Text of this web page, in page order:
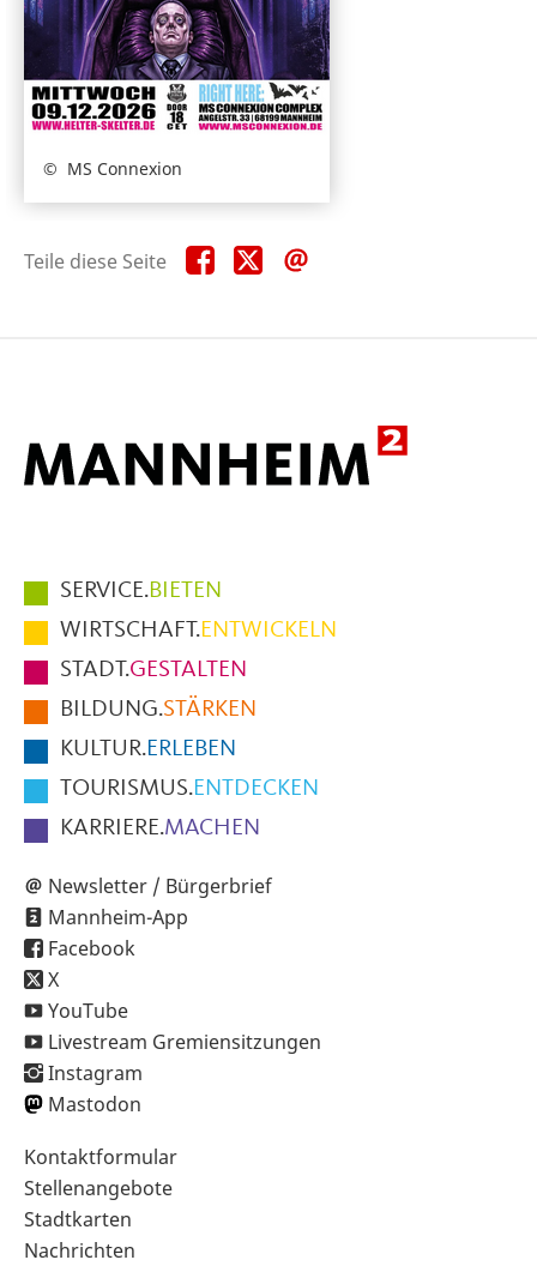
MS Connexion
Teile diese Seite Teile
diese
Teile
diese
Hauptmenüpunkte
im
Fußbereich
der
Seite
SERVICE.BIETEN
WIRTSCHAFT.ENTWICKELN
STADT.GESTALTEN
BILDUNG.STÄRKEN
KULTUR.ERLEBEN
TOURISMUS.ENTDECKEN
KARRIERE.MACHEN
Newsletter / Bürgerbrief
Mannheim-App
Facebook
X
YouTube
Livestream Gremiensitzungen
Instagram
Mastodon
Sekundärnavigation
im
Fußbereich
Kontaktformular
Stellenangebote
Stadtkarten
Nachrichten